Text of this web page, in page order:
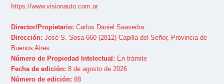
https://www.visionauto.com.ar
Director/Propietario: Carlos Daniel Saavedra
Dirección: José S. Sosa 660 (2812) Capilla del Señor, Provincia de
Buenos Aires
Número de Propiedad Intelectual: En trámite
Fecha de edición: 8 de agosto de 2026
Número de edición: 88